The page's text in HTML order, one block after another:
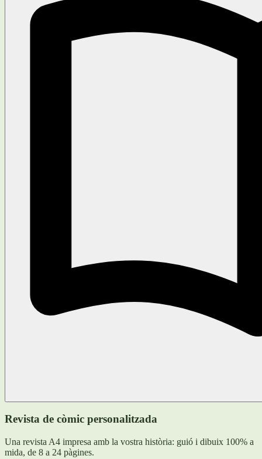
Revista de còmic personalitzada
Una revista A4 impresa amb la vostra història: guió i dibuix 100% a
mida, de 8 a 24 pàgines.